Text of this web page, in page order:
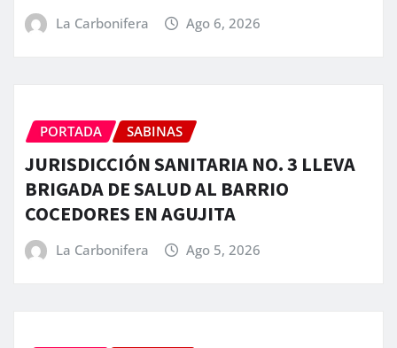
La Carbonifera Ago 6, 2026
PORTADA SABINAS
JURISDICCIÓN SANITARIA NO. 3 LLEVA
BRIGADA DE SALUD AL BARRIO
COCEDORES EN AGUJITA
La Carbonifera Ago 5, 2026